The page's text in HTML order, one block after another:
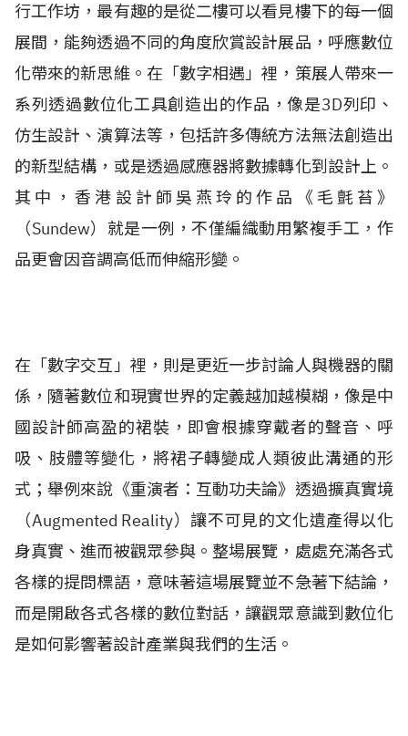
行工作坊，最有趣的是從二樓可以看見樓下的每一個
展間，能夠透過不同的角度欣賞設計展品，呼應數位
化帶來的新思維。在「數字相遇」裡，策展人帶來一
系列透過數位化工具創造出的作品，像是3D列印、
仿生設計、演算法等，包括許多傳統方法無法創造出
的新型結構，或是透過感應器將數據轉化到設計上。
其中，香港設計師吳燕玲的作品《毛氈苔》
（Sundew）就是一例，不僅編織動用繁複手工，作
品更會因音調高低而伸縮形變。
在「數字交互」裡，則是更近一步討論人與機器的關
係，隨著數位和現實世界的定義越加越模糊，像是中
國設計師高盈的裙裝，即會根據穿戴者的聲音、呼
吸、肢體等變化，將裙子轉變成人類彼此溝通的形
式；舉例來說《重演者：互動功夫論》透過擴真實境
（Augmented Reality）讓不可見的文化遺產得以化
身真實、進而被觀眾參與。整場展覽，處處充滿各式
各樣的提問標語，意味著這場展覽並不急著下結論，
而是開啟各式各樣的數位對話，讓觀眾意識到數位化
是如何影響著設計產業與我們的生活。